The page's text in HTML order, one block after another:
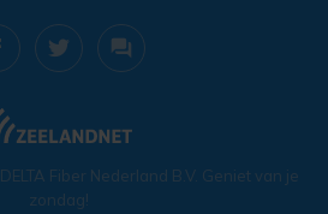
DELTA Fiber Nederland B.V. Geniet van je
zondag!